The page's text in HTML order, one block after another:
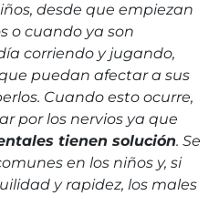
desde que empiezan
o cuando ya son
corriendo y jugando,
puedan afectar a sus
Cuando esto ocurre,
por los nervios ya que
tienen solución. Se
en los niños y, si
y rapidez, los males